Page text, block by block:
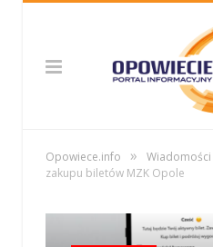
Opowiece.info » Wiadomości
zakupu biletów MZK Opole